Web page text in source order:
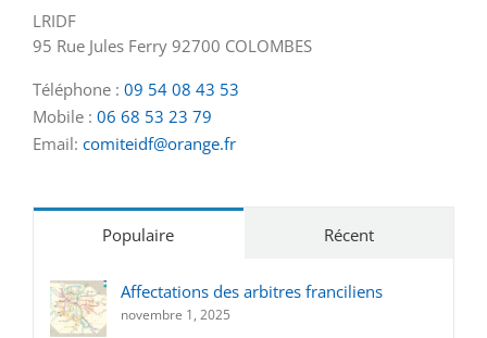
LRIDF
95 Rue Jules Ferry 92700 COLOMBES
Téléphone : 09 54 08 43 53
Mobile : 06 68 53 23 79
Email: comiteidf@orange.fr
Populaire Récent
Affectations des arbitres franciliens
novembre 1, 2025